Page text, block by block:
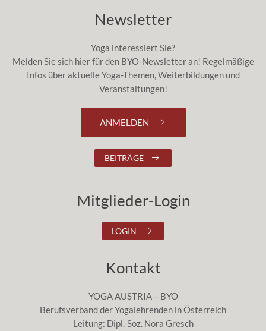
Newsletter
Yoga interessiert Sie?
Melden Sie sich hier für den BYO-Newsletter an! Regelmäßige
Infos über aktuelle Yoga-Themen, Weiterbildungen und
Veranstaltungen!
ANMELDEN
BEITRÄGE
Mitglieder-Login
LOGIN
Kontakt
YOGA AUSTRIA – BYO
Berufsverband der Yogalehrenden in Österreich
Leitung: Dipl.-Soz. Nora Gresch